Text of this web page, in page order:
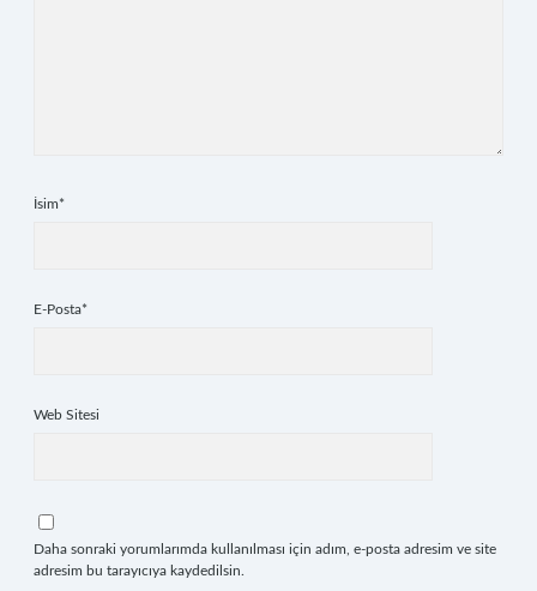
İsim*
E-Posta*
Web Sitesi
Daha sonraki yorumlarımda kullanılması için adım, e-posta adresim ve site
adresim bu tarayıcıya kaydedilsin.